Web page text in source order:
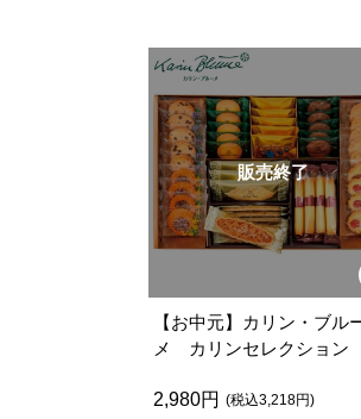
販売終了
【お中元】カリン・ブル
メ カリンセレクショ
2,980円 (税込3,218円)